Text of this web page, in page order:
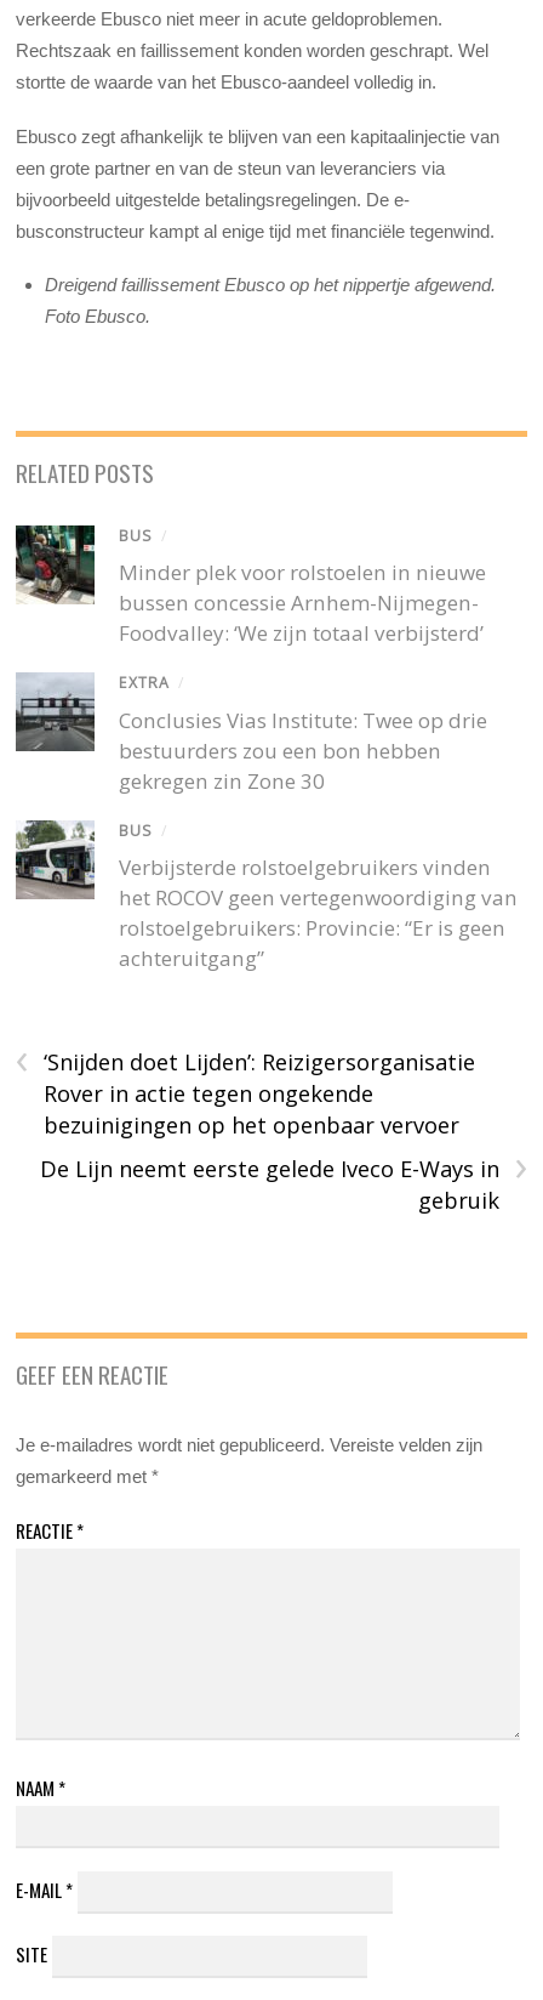
verkeerde Ebusco niet meer in acute geldoproblemen.
Rechtszaak en faillissement konden worden geschrapt. Wel
stortte de waarde van het Ebusco-aandeel volledig in.
Ebusco zegt afhankelijk te blijven van een kapitaalinjectie van
een grote partner en van de steun van leveranciers via
bijvoorbeeld uitgestelde betalingsregelingen. De e-
busconstructeur kampt al enige tijd met financiële tegenwind.
Dreigend faillissement Ebusco op het nippertje afgewend.
Foto Ebusco.
RELATED POSTS
BUS /
Minder plek voor rolstoelen in nieuwe
bussen concessie Arnhem-Nijmegen-
Foodvalley: ‘We zijn totaal verbijsterd’
EXTRA /
Conclusies Vias Institute: Twee op drie
bestuurders zou een bon hebben
gekregen zin Zone 30
BUS /
Verbijsterde rolstoelgebruikers vinden
het ROCOV geen vertegenwoordiging van
rolstoelgebruikers: Provincie: “Er is geen
achteruitgang”
‹
‘Snijden doet Lijden’: Reizigersorganisatie
Rover in actie tegen ongekende
bezuinigingen op het openbaar vervoer
›
De Lijn neemt eerste gelede Iveco E-Ways in
gebruik
GEEF EEN REACTIE
Je e-mailadres wordt niet gepubliceerd. Vereiste velden zijn
gemarkeerd met*
REACTIE*
NAAM *
E-MAIL*
SITE